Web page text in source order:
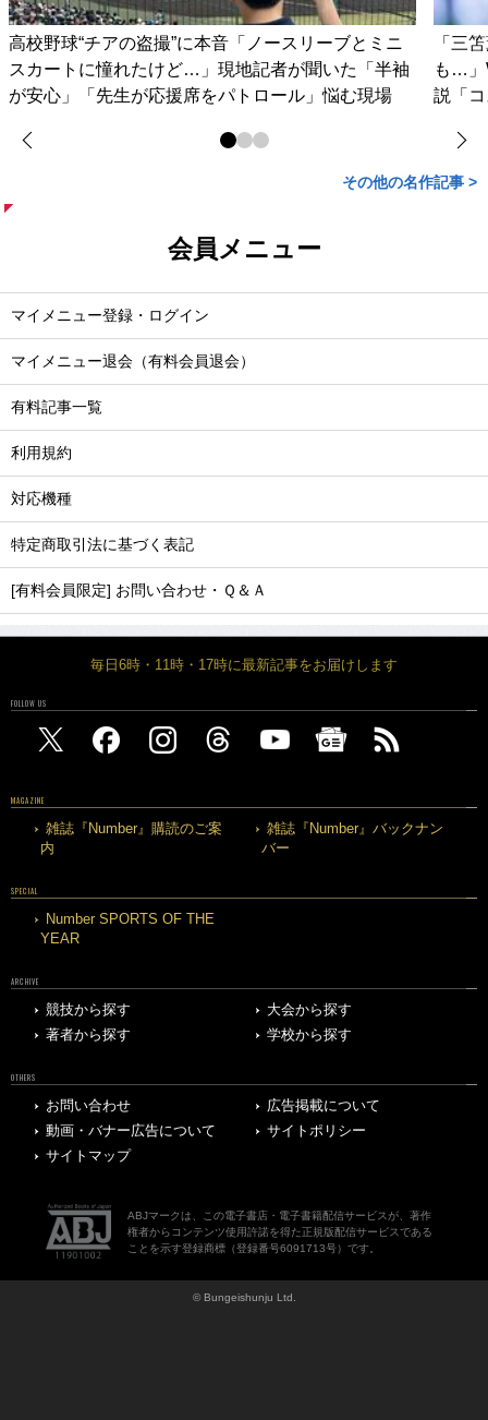
高校野球“チアの盗撮”に本音「ノースリーブとミニ
スカートに憧れたけど…」現地記者が聞いた「半袖
が安心」「先生が応援席をパトロール」悩む現場
「三
も…」
説「
その他の名作記事 >
会員メニュー
マイメニュー登録・ログイン
マイメニュー退会（有料会員退会）
有料記事一覧
利用規約
対応機種
特定商取引法に基づく表記
[有料会員限定] お問い合わせ・Ｑ＆Ａ
毎日6時・11時・17時に最新記事をお届けします
FOLLOW US
MAGAZINE
雑誌『Number』購読のご案
内
雑誌『Number』バックナン
バー
SPECIAL
Number SPORTS OF THE
YEAR
ARCHIVE
競技から探す
大会から探す
著者から探す
学校から探す
OTHERS
お問い合わせ
広告掲載について
動画・バナー広告について
サイトポリシー
サイトマップ
ABJマークは、この電子書店・電子書籍配信サービスが、著作
権者からコンテンツ使用許諾を得た正規版配信サービスである
ことを示す登録商標（登録番号6091713号）です。
© Bungeishunju Ltd.